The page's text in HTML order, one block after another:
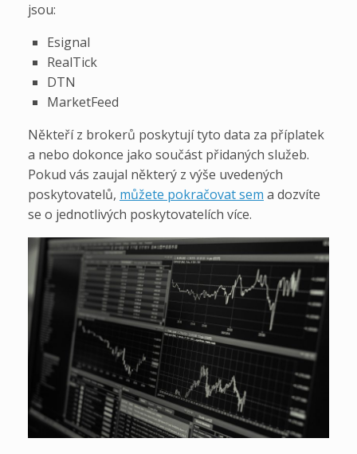
jsou:
Esignal
RealTick
DTN
MarketFeed
Někteří z brokerů poskytují tyto data za příplatek
a nebo dokonce jako součást přidaných služeb.
Pokud vás zaujal některý z výše uvedených
poskytovatelů, můžete pokračovat sem a dozvíte
se o jednotlivých poskytovatelích více.